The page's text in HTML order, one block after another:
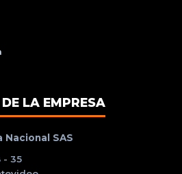
LA EMPRESA
Nacional SAS
- 35